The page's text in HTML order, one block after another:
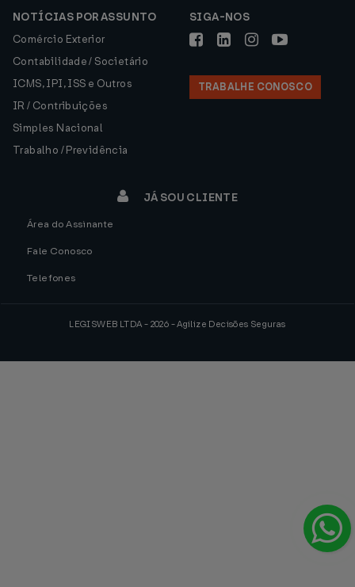
NOTÍCIAS POR ASSUNTO
Comércio Exterior
Contabilidade / Societário
ICMS, IPI, ISS e Outros
IR / Contribuições
Simples Nacional
Trabalho / Previdência
SIGA-NOS
TRABALHE CONOSCO
JÁ SOU CLIENTE
Área do Assinante
Fale Conosco
Telefones
LEGISWEB LTDA - 2026 - Agilize Decisões Seguras